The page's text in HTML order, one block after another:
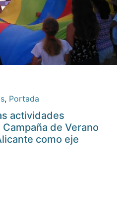
, Portada
actividades
de Verano
como eje